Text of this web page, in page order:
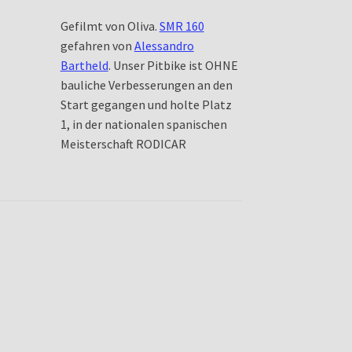
Gefilmt von Oliva. SMR 160
gefahren von Alessandro
Bartheld. Unser Pitbike ist OHNE
bauliche Verbesserungen an den
Start gegangen und holte Platz
1, in der nationalen spanischen
Meisterschaft RODICAR